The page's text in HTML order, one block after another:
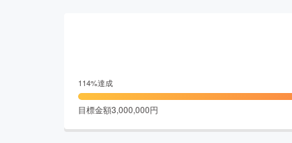
114%達成
目標金額3,000,000円